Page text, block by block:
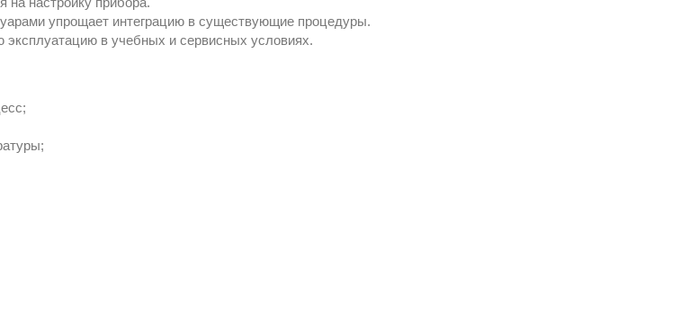
упрощает интеграцию в существующие процедуры.
эксплуатацию в учебных и сервисных условиях.